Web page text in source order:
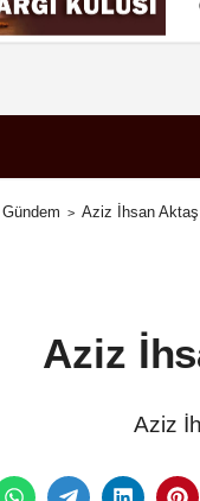
Çerez Politikası
Gündem Aziz İhsan Aktaş
Aziz
Aziz